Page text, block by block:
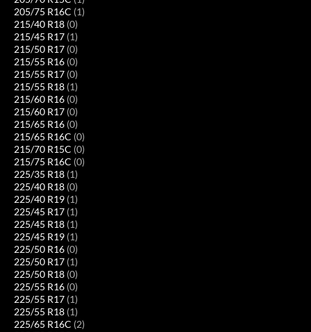
205/75 R16C (1)
215/40 R18 (0)
215/45 R17 (1)
215/50 R17 (0)
215/55 R16 (0)
215/55 R17 (0)
215/55 R18 (1)
215/60 R16 (0)
215/60 R17 (0)
215/65 R16 (0)
215/65 R16C (0)
215/70 R15C (0)
215/75 R16C (0)
225/35 R18 (1)
225/40 R18 (0)
225/40 R19 (1)
225/45 R17 (1)
225/45 R18 (1)
225/45 R19 (1)
225/50 R16 (0)
225/50 R17 (1)
225/50 R18 (0)
225/55 R16 (0)
225/55 R17 (1)
225/55 R18 (1)
225/65 R16C (2)